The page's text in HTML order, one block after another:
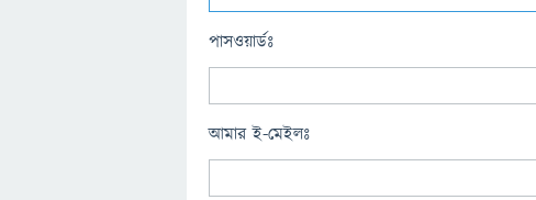
পাসওয়ার্ডঃ
আমার ই-মেইলঃ